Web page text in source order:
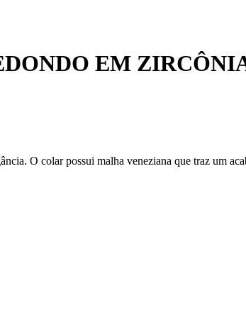
EM
O colar possui malha veneziana que traz um